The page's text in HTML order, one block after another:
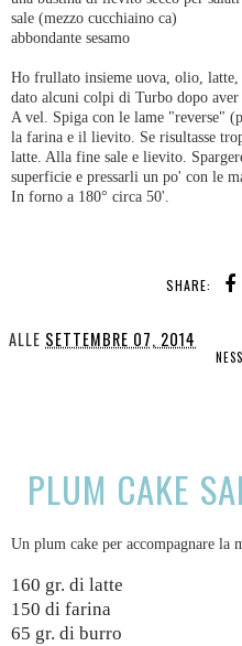
sale (mezzo cucchiaino ca)
abbondante sesamo
Ho frullato insieme uova, olio,
dato alcuni colpi di Turbo dopo
A vel. Spiga con le lame "reverse"
la farina e il lievito. Se risultasse
latte. Alla fine sale e lievito.
superficie e pressarli un po' con le
In forno a 180° circa 50'.
SHARE:
ALLE SETTEMBRE 07, 2014
PLUM CAKE
Un plum cake per accompagnare la
160 gr. di latte
150 di farina
65 gr. di burro